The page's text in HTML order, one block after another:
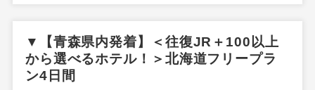
▼【青森県内発着】＜往復JR＋100以上
から選べるホテル！＞北海道フリープラ
ン4日間